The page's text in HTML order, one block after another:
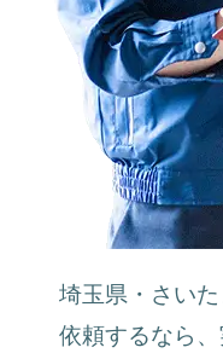
埼玉県・さい
依頼するなら